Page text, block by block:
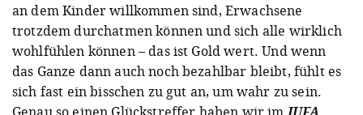
an dem Kinder willkommen sind, Erwachsene
trotzdem durchatmen können und sich alle wirklich
wohlfühlen können – das ist Gold wert. Und wenn
das Ganze dann auch noch bezahlbar bleibt, fühlt es
sich fast ein bisschen zu gut an, um wahr zu sein.